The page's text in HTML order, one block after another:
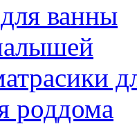
ванны
роддома